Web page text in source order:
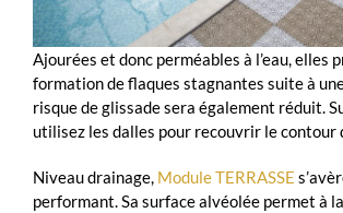
Ajourées et donc perméables à l’eau, elles
formation de flaques stagnantes suite à
risque de glissade sera également réduit.
utilisez les dalles pour recouvrir le contour
Niveau drainage, Module TERRASSE
performant. Sa surface alvéolée permet à